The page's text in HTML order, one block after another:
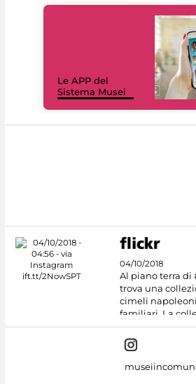
Le APP del
Sistema Musei
04/10/2018
Al piano terra di
trova una
cimeli
familiari. La